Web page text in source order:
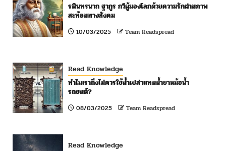
รพินทรนาถ ฐากูร กวีผู้มองโลกด้วยความรักผ่านภาพ
สะท้อนทางสังคม
10/03/2025 Team Readspread
Read Knowledge
ทำไมเราถึงไม่ควรใช้น้ำเปล่าแทนน้ำยาหม้อน้ำ
รถยนต์?
08/03/2025 Team Readspread
Read Knowledge